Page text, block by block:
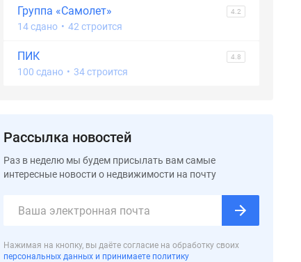
Группа «Самолет» 4.2
14 сдано • 42 строится
ПИК 4.8
100 сдано • 34 строится
Рассылка новостей
Раз в неделю мы будем присылать вам самые
интересные новости о недвижимости на почту
Нажимая на кнопку, вы даёте согласие на обработку своих
персональных данных и принимаете политику